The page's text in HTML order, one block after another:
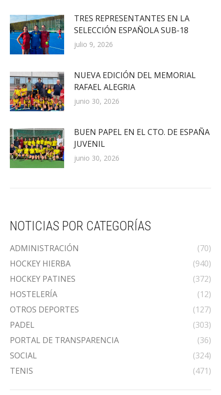
TRES REPRESENTANTES EN LA
SELECCIÓN ESPAÑOLA SUB-18
julio 9, 2026
NUEVA EDICIÓN DEL MEMORIAL
RAFAEL ALEGRIA
junio 30, 2026
BUEN PAPEL EN EL CTO. DE ESPAÑA
JUVENIL
junio 30, 2026
NOTICIAS POR CATEGORÍAS
ADMINISTRACIÓN
(70)
HOCKEY HIERBA
(940)
HOCKEY PATINES
(372)
HOSTELERÍA
(12)
OTROS DEPORTES
(127)
PADEL
(303)
PORTAL DE TRANSPARENCIA
(36)
SOCIAL
(324)
TENIS
(471)